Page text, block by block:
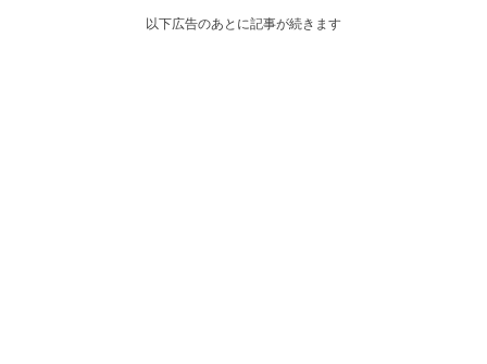
以下広告のあとに記事が続きます